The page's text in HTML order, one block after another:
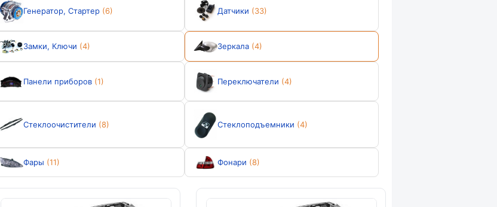
Генератор, Стартер (6) Датчики (33)
Замки, Ключи (4) Зеркала (4)
Панели приборов (1) Переключатели (4)
Стеклоочистители (8) Стеклоподъемники (4)
Фары (11) Фонари (8)